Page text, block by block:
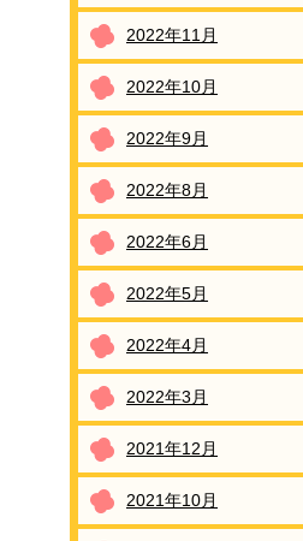
2022年11月
2022年10月
2022年9月
2022年8月
2022年6月
2022年5月
2022年4月
2022年3月
2021年12月
2021年10月